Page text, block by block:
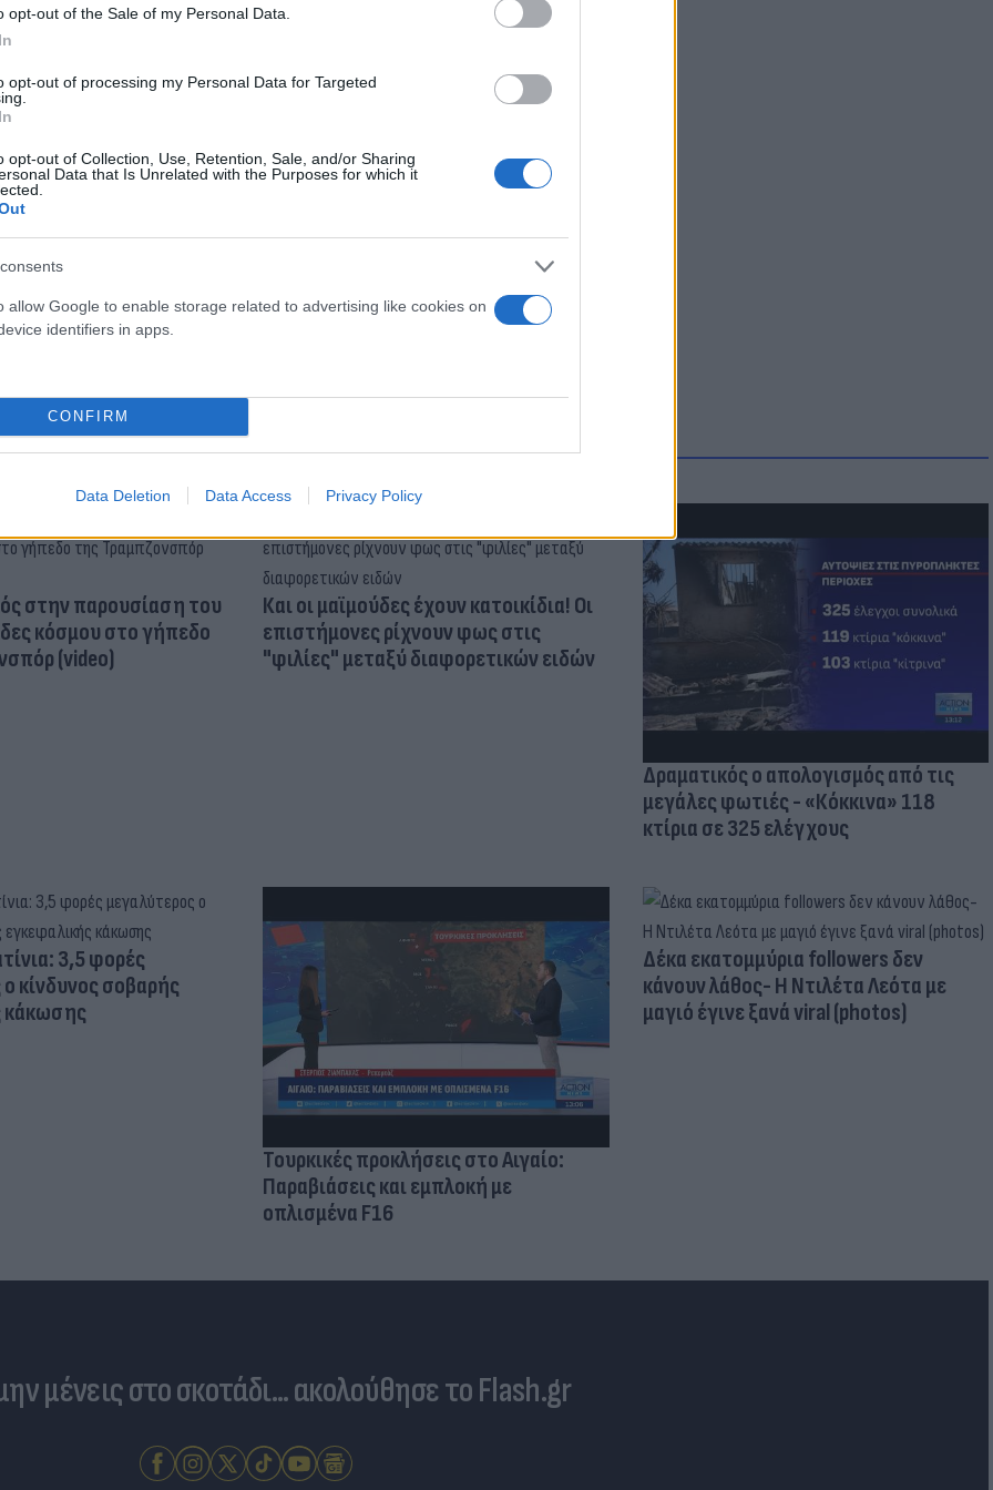
opt-out of the Sale of my Personal Data.
opt-out of processing my Personal Data for Targeted
opt-out of Collection, Use, Retention, Sale, and/or Sharing
Data that Is Unrelated with the Purposes for which it
allow Google to enable storage related to advertising like cookies on
identifiers in apps.
CONFIRM
Data Deletion Data Access Privacy Policy
τρίτη σερί ήττα για τα ελάφια - «Έλαμψαν»
ο Γιάννης: «Έχουμε μία σπουδαία ομάδα»
Μπάσκετ
στην παρουσίαση του
κόσμου στο γήπεδο
(video)
Και οι μαϊμούδες έχουν κατοικίδια! Οι
επιστήμονες ρίχνουν φως στις
"φιλίες" μεταξύ διαφορετικών ειδών
Δραματικός ο απολογισμός από τις
μεγάλες φωτιές - «Κόκκινα» 118
κτίρια σε 325 ελέγχους
3,5 φορές
κίνδυνος σοβαρής
κάκωσης
Τουρκικές προκλήσεις στο Αιγαίο:
Παραβιάσεις και εμπλοκή με
οπλισμένα F16
Δέκα εκατομμύρια followers δεν
κάνουν λάθος- Η Ντιλέτα Λεότα με
μαγιό έγινε ξανά viral (photos)
μένεις στο σκοτάδι... ακολούθησε το Flash.gr